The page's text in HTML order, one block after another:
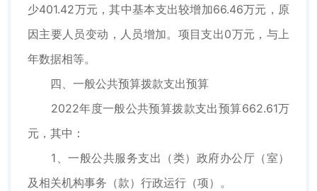
少401.42万元，其中基本支出较增加66.46万元，原
因主要人员变动，人员增加。项目支出0万元，与上
年数据相等。
四、一般公共预算拨款支出预算
2022年度一般公共预算拨款支出预算662.61万
元，其中：
1、一般公共服务支出（类）政府办公厅（室）
及相关机构事务（款）行政运行（项）。